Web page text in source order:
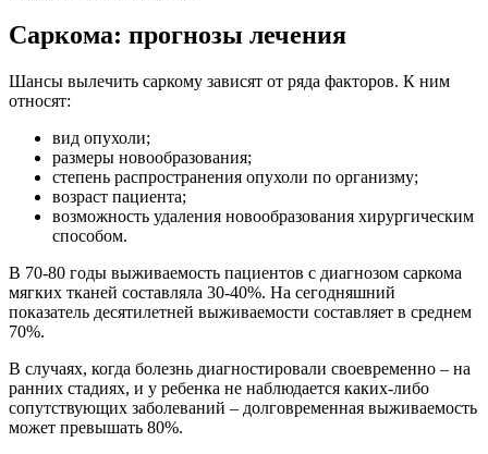
Саркома: прогнозы лечения
Шансы вылечить саркому зависят от ряда факторов. К ним
относят:
вид опухоли;
размеры новообразования;
степень распространения опухоли по организму;
возраст пациента;
возможность удаления новообразования хирургическим
способом.
В 70-80 годы выживаемость пациентов с диагнозом саркома
мягких тканей составляла 30-40%. На сегодняшний
показатель десятилетней выживаемости составляет в среднем
70%.
В случаях, когда болезнь диагностировали своевременно – на
ранних стадиях, и у ребенка не наблюдается каких-либо
сопутствующих заболеваний – долговременная выживаемость
может превышать 80%.